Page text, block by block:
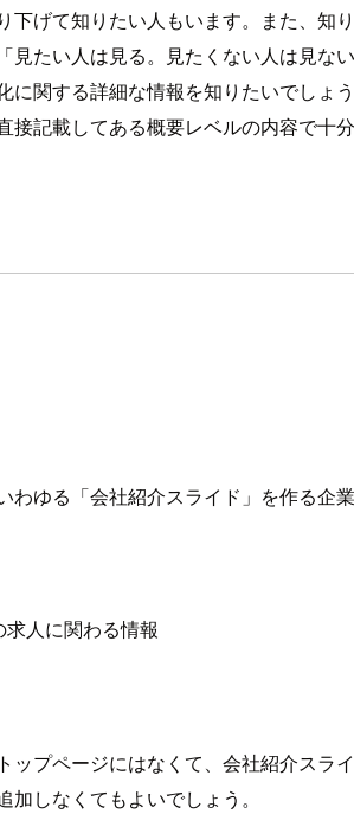
げて知りたい人もいます。また、知
たい人は見る。見たくない人は見な
関する詳細な情報を知りたいでし
記載してある概要レベルの内容で十分
ゆる「会社紹介スライド」を作る企業
人に関わる情報
プページにはなくて、会社紹介スラ
しなくてもよいでしょう。